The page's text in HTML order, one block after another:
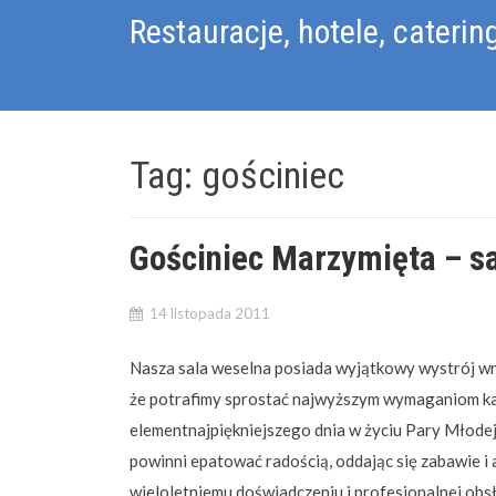
Restauracje, hotele,
Tag: gościniec
Gościniec Marzymięta –
14 listopada 2011
Nasza sala weselna posiada wyjątkowy wystrój
że potrafimy sprostać najwyższym wymaganiom
elementnajpiękniejszego dnia w życiu Pary
powinni epatować radością, oddając się zabawie
wieloletniemu doświadczeniu i profesjonalnej